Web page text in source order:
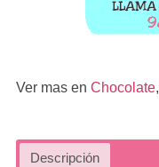
Ver mas en Chocolate,
Descripción